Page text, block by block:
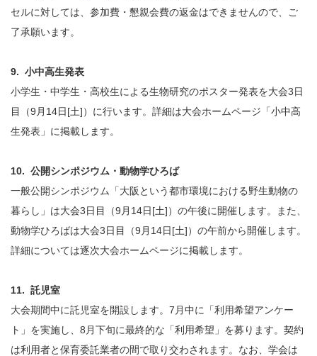
セルに対しては、参加費・懇親会費の返金はできませんので、ご
了承願います。
9. 小中高生発表
小学生・中学生・高校生による生物研究のポスター発表を大会3日
目（9月14日[土]）に行います。詳細は大会ホームページ「小中高
生発表」に掲載します。
10. 公開シンポジウム・動物学ひろば
一般公開シンポジウム「大阪という都市環境における野生動物の
暮らし」は大会3日目（9月14日[土]）の午後に開催します。また、
動物学ひろばは大会3日目（9月14日[土]）の午前から開催します。
詳細については逐次大会ホームページに掲載します。
11. 託児室
大会期間中に託児室を開設します。7月中に「利用希望アンケー
ト」を実施し、8月下旬に最終的な「利用希望」を募ります。契約
は利用者と保育委託業者の間で取り交わされます。なお、学会は